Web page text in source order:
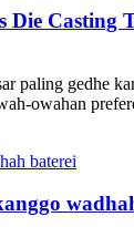
Die
paling gedhe
owahan